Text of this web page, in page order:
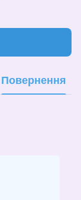
Повернення